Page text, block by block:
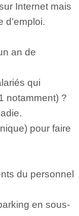
Internet mais
d’emploi.
an de
qui
notamment) ?
pour faire
du personnel
en sous-